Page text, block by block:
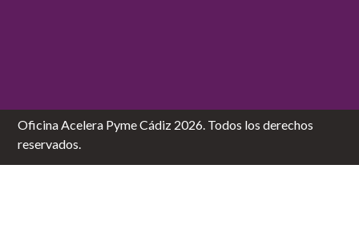
Oficina Acelera Pyme Cádiz 2026. Todos los derechos
reservados.